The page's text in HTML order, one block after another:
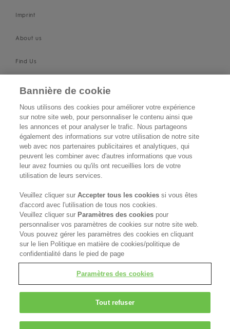
Imprint
About us
Find Us
Contact Us
Become a Stockist
Privacy Policy
Cookie Policy
Terms & Conditions
FOLLOW US
Kerasilk is part of
Bannière de cookie
Nous utilisons des cookies pour améliorer votre expérience
sur notre site web, pour personnaliser le contenu ainsi que
les annonces et pour analyser le trafic. Nous partageons
également des informations sur votre utilisation de notre site
web avec nos partenaires publicitaires et analytiques, qui
peuvent les combiner avec d'autres informations que vous
leur avez fournies ou qu'ils ont recueillies lors de votre
utilisation de leurs services.
Veuillez cliquer surAccepter tous les cookies si vous êtes
d'accord avec l'utilisation de tous nos cookies.
Veuillez cliquer sur Paramètres des cookies pour
personnaliser vos paramètres de cookies sur notre site web.
Vous pouvez gérer les paramètres des cookies en cliquant
sur le lien Politique en matière de cookies/politique de
confidentialité dans le pied de page
Paramètres des cookies
Tout refuser